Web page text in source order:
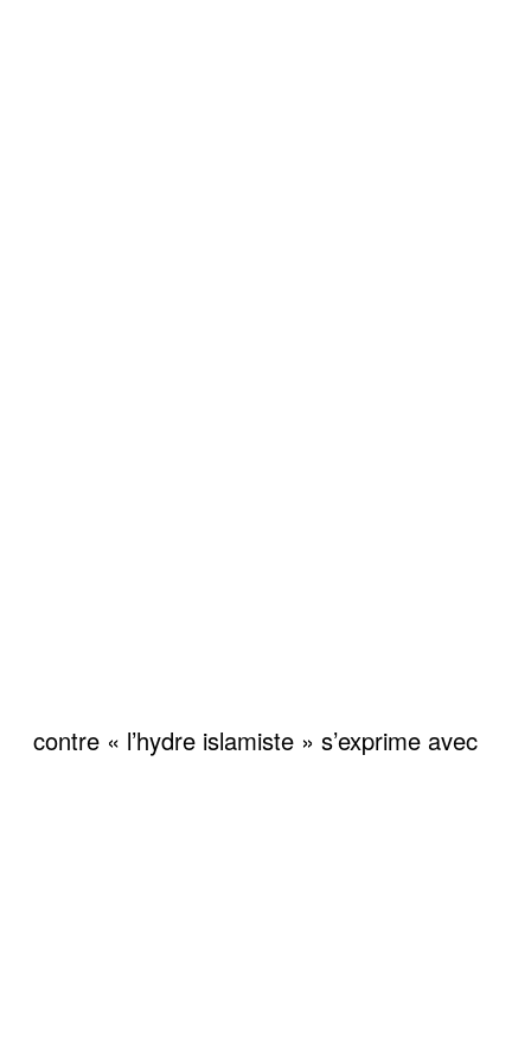
contre « l’hydre islamiste » s’exprime avec